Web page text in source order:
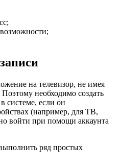
на телевизор, не имея
необходимо создать
системе, если он
(например, для ТВ,
войти при помощи аккаунта
ряд простых